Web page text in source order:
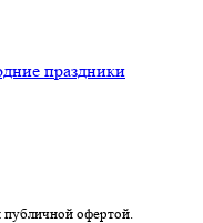
праздники
офертой.